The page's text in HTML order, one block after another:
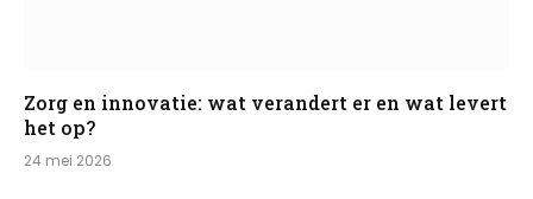
Zorg en innovatie: wat verandert er en wat levert
het op?
24 mei 2026